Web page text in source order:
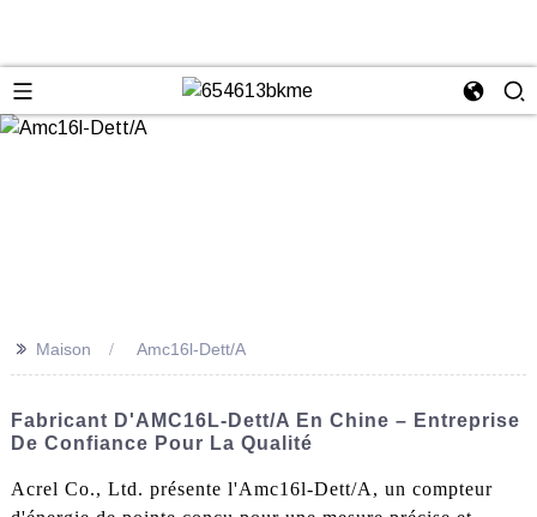
>> Maison Amc16l-Dett/A
Fabricant D'AMC16L-Dett/A En Chine – Entreprise
De Confiance Pour La Qualité
Acrel Co., Ltd. présente l'Amc16l-Dett/A, un compteur